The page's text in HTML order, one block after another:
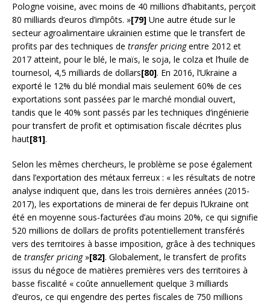
Pologne voisine, avec moins de 40 millions d’habitants, perçoit
80 milliards d’euros d’impôts. »[79] Une autre étude sur le
secteur agroalimentaire ukrainien estime que le transfert de
profits par des techniques de transfer pricingentre 2012 et
2017 atteint, pour le blé, le maïs, le soja, le colza et l’huile de
tournesol, 4,5 milliards de dollars[80]. En 2016, l’Ukraine a
exporté le 12% du blé mondial mais seulement 60% de ces
exportations sont passées par le marché mondial ouvert,
tandis que le 40% sont passés par les techniques d’ingénierie
pour transfert de profit et optimisation fiscale décrites plus
haut[81].
Selon les mêmes chercheurs, le problème se pose également
dans l’exportation des métaux ferreux : « les résultats de notre
analyse indiquent que, dans les trois dernières années (2015-
2017), les exportations de minerai de fer depuis l’Ukraine ont
été en moyenne sous-facturées d’au moins 20%, ce qui signifie
520 millions de dollars de profits potentiellement transférés
vers des territoires à basse imposition, grâce à des techniques
de transfer pricing»[82]. Globalement, le transfert de profits
issus du négoce de matières premières vers des territoires à
basse fiscalité « coûte annuellement quelque 3 milliards
d’euros, ce qui engendre des pertes fiscales de 750 millions